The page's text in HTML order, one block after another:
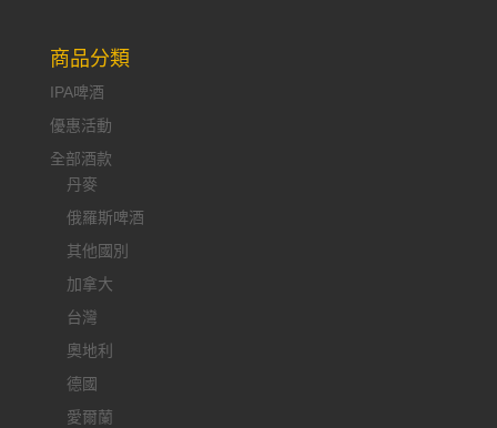
商品分類
IPA啤酒
優惠活動
全部酒款
丹麥
俄羅斯啤酒
其他國別
加拿大
台灣
奧地利
德國
愛爾蘭